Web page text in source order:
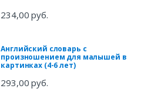
234,00 руб.
Английский словарь с
произношением для малышей в
картинках (4-6 лет)
293,00 руб.